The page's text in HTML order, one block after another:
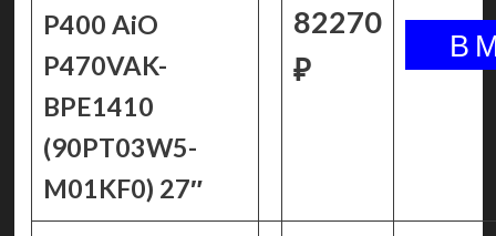
P400 AiO
P470VAK-
BPE1410
(90PT03W5-
M01KF0) 27″
82270
₽